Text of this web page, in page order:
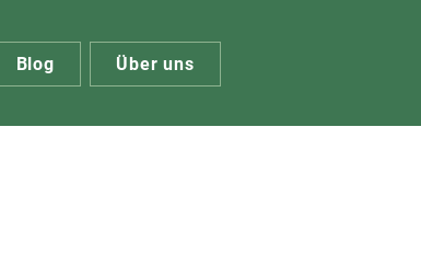
Blog Über uns